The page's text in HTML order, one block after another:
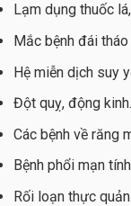
Lạm dụng thuốc
Mắc bệnh đái
Hệ miễn dịch suy
Đột quỵ, động kinh.
Các bệnh về răng
Bệnh phổi mạn
Rối loạn thực quản.